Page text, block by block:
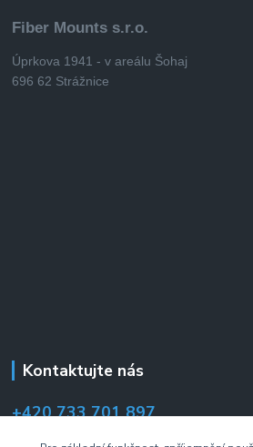
Fiber Mounts s.r.o.
Úprkova 1941 - v areálu Šohaj
696 62 Strážnice
Kontaktujte nás
+420 733 701 897